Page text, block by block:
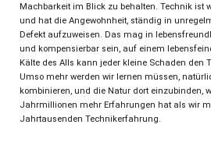
Machbarkeit im Blick zu behalten. Technik ist
und hat die Angewohnheit, ständig in
Defekt aufzuweisen. Das mag in
und kompensierbar sein, auf einem
Kälte des Alls kann jeder kleine Schaden den
Umso mehr werden wir lernen müssen,
kombinieren, und die Natur dort einzubinden,
Jahrmillionen mehr Erfahrungen hat als wir
Jahrtausenden Technikerfahrung.